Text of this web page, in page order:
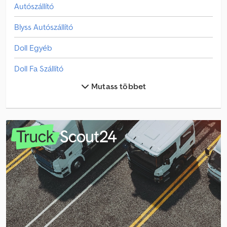
bizalommal bármikor.
Autószállító
Blyss Autószállító
Doll Egyéb
Doll Fa Szállító
Doll Szabván Felépítmény
Doll Építkezési Gép Utánfutó
Dollco Egyéb
Dollco Mélybölcsős Építőipari Gépekhez
Dollco Utánfutó
Dollco Építkezési Gép Utánfutó
Eduard Autószállító
Mutass többet